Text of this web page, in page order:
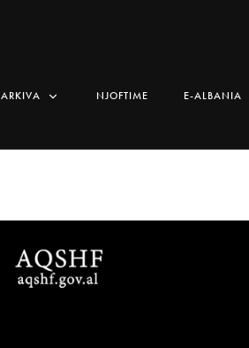
ARKIVA NJOFTIME E-ALBANIA